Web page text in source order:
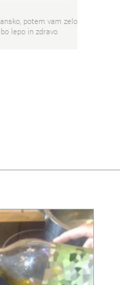
potem vam zelo
lepo in zdravo